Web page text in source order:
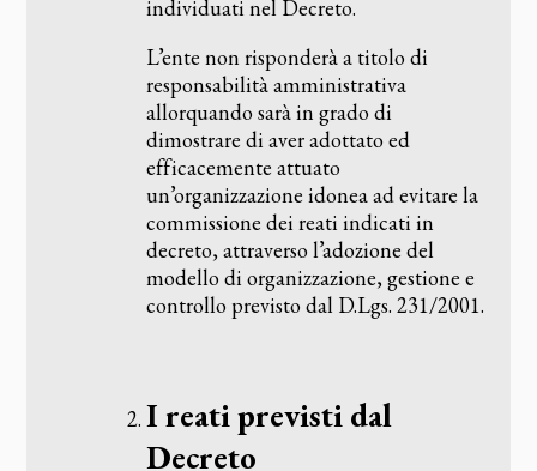
individuati nel Decreto.
L’ente non risponderà a titolo di
responsabilità amministrativa
allorquando sarà in grado di
dimostrare di aver adottato ed
efficacemente attuato
un’organizzazione idonea ad evitare la
commissione dei reati indicati in
decreto, attraverso l’adozione del
modello di organizzazione, gestione e
controllo previsto dal D.Lgs. 231/2001.
‌I reati previsti dal
Decreto